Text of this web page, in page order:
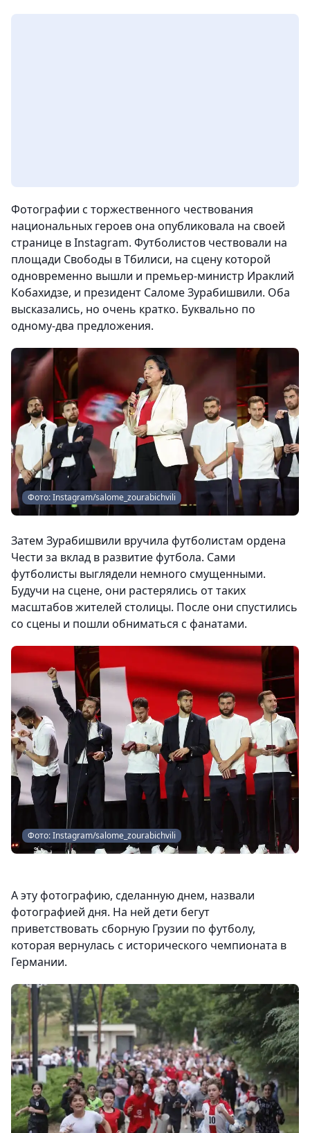
Фотографии с торжественного чествования
национальных героев она опубликовала на своей
странице в Instagram. Футболистов чествовали на
площади Свободы в Тбилиси, на сцену которой
одновременно вышли и премьер-министр Ираклий
Кобахидзе, и президент Саломе Зурабишвили. Оба
высказались, но очень кратко. Буквально по
одному-два предложения.
Фото: Instagram/salome_zourabichvili
Затем Зурабишвили вручила футболистам ордена
Чести за вклад в развитие футбола. Сами
футболисты выглядели немного смущенными.
Будучи на сцене, они растерялись от таких
масштабов жителей столицы. После они спустились
со сцены и пошли обниматься с фанатами.
Фото: Instagram/salome_zourabichvili
А эту фотографию, сделанную днем, назвали
фотографией дня. На ней дети бегут
приветствовать сборную Грузии по футболу,
которая вернулась с исторического чемпионата в
Германии.